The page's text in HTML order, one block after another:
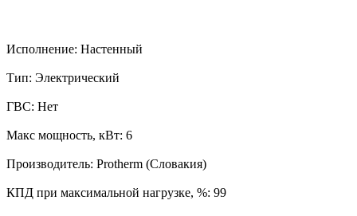
Исполнение: Настенный
Тип: Электрический
ГВС: Нет
Макс мощность, кВт: 6
Производитель: Protherm (Словакия)
КПД при максимальной нагрузке, %: 99